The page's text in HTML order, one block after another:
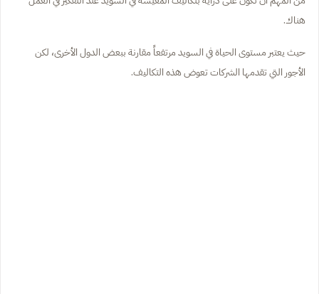
هناك.
حيث يعتبر مستوى الحياة في السويد مرتفعاً مقارنة ببعض الدول الأخرى، لكن
الأجور التي تقدمها الشركات تعوض هذه التكاليف.